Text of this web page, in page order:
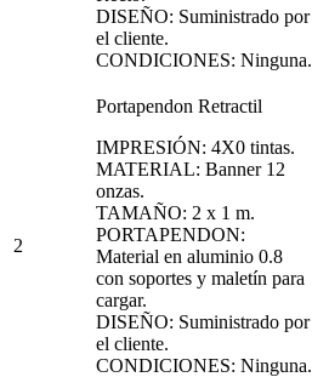
DISEÑO: Suministrado por
el cliente.
CONDICIONES: Ninguna.
2
Portapendon Retractil
IMPRESIÓN: 4X0 tintas.
MATERIAL: Banner 12
onzas.
TAMAÑO: 2 x 1 m.
PORTAPENDON:
Material en aluminio 0.8
con soportes y maletín para
cargar.
DISEÑO: Suministrado por
el cliente.
CONDICIONES: Ninguna.